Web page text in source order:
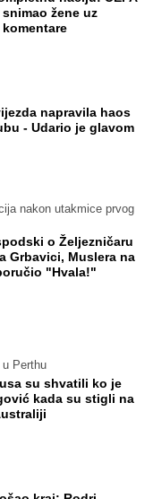
žene uz
napravila haos
- Udario je glavom
nakon utakmice prvog
o Željezničaru
Grbavici, Muslera na
"Hvala!"
u Perthu
su shvatili ko je
kada su stigli na